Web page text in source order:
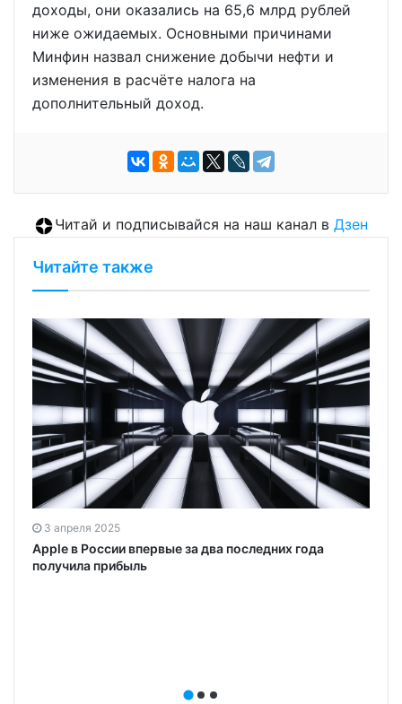
доходы, они оказались на 65,6 млрд рублей
ниже ожидаемых. Основными причинами
Минфин назвал снижение добычи нефти и
изменения в расчёте налога на
дополнительный доход.
Читай и подписывайся на наш канал в Дзен
Читайте также
3 апреля 2025
Apple в России впервые за два последних года
получила прибыль